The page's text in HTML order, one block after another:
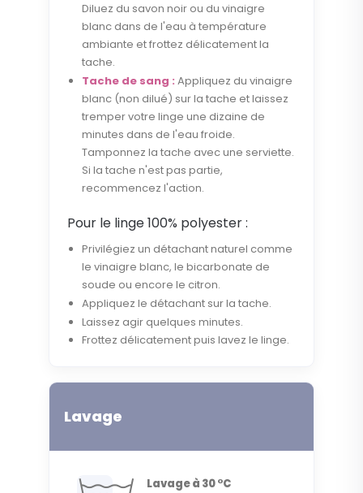
Diluez du savon noir ou du vinaigre
blanc dans de l'eau à température
ambiante et frottez délicatement la
tache.
Tache de sang : Appliquez du vinaigre
blanc (non dilué) sur la tache et laissez
tremper votre linge une dizaine de
minutes dans de l'eau froide.
Tamponnez la tache avec une serviette.
Si la tache n'est pas partie,
recommencez l'action.
Pour le linge 100% polyester :
Privilégiez un détachant naturel comme
le vinaigre blanc, le bicarbonate de
soude ou encore le citron.
Appliquez le détachant sur la tache.
Laissez agir quelques minutes.
Frottez délicatement puis lavez le linge.
Lavage
Lavage à 30 °C